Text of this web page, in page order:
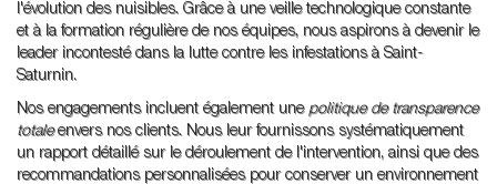
l'évolution des nuisibles. Grâce à une veille technologique constante
et à la formation régulière de nos équipes, nous aspirons à devenir le
leader incontesté dans la lutte contre les infestations à Saint-
Saturnin.
Nos engagements incluent également une politique de transparence
totaleenvers nos clients. Nous leur fournissons systématiquement
un rapport détaillé sur le déroulement de l'intervention, ainsi que des
recommandations personnalisées pour conserver un environnement